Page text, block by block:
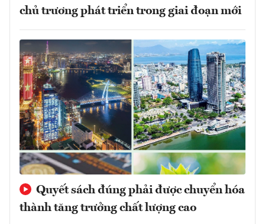
chủ trương phát triển trong giai đoạn mới
Quyết sách đúng phải được chuyển hóa
thành tăng trưởng chất lượng cao